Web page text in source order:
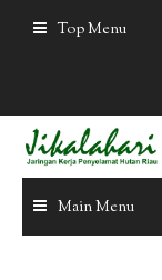
Top Menu
Main Menu